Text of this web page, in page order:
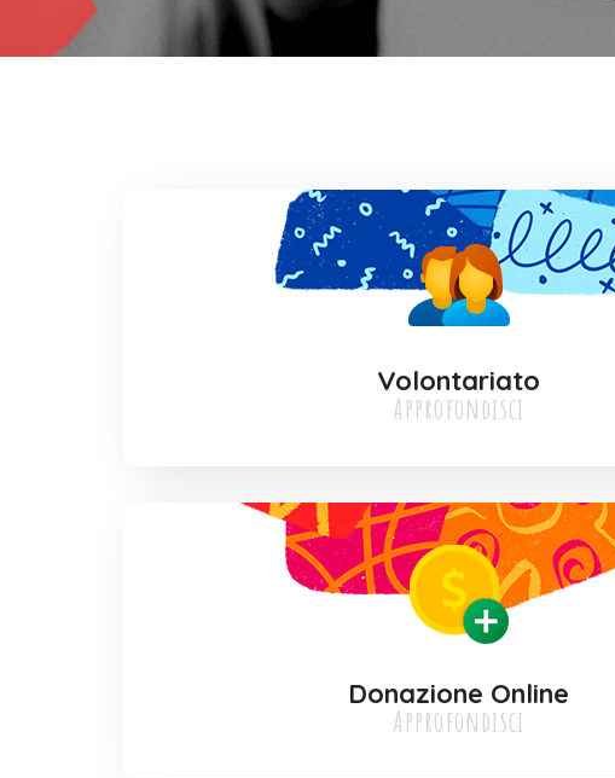
Volontariato
Approfondisci
Donazione Online
Approfondisci